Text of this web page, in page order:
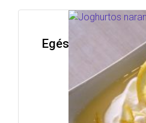
Egészségkonyha
Read